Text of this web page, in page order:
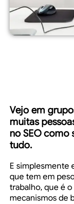
Vejo em
muitas
no SEO como
tudo.
E simplesmente
que tem em
trabalho, que é
mecanismos de